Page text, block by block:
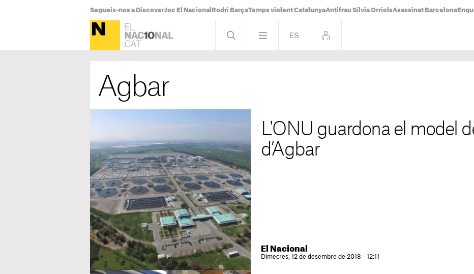
Segueix-nos a DiscoverJoc El Nacional Rodri BarçaTemps violent CatalunyaAntifrau Sílvia OrriolsAsassinat Barcelona
Agbar
L'ONU guardona el model
d’Agbar
El Nacional
Dimecres, 12 de desembre de 2018 - 12:11